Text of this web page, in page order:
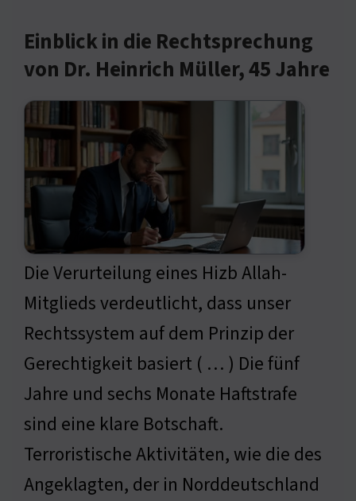
Einblick in die Rechtsprechung
von Dr. Heinrich Müller, 45 Jahre
Die Verurteilung eines Hizb Allah-
Mitglieds verdeutlicht, dass unser
Rechtssystem auf dem Prinzip der
Gerechtigkeit basiert ( … ) Die fünf
Jahre und sechs Monate Haftstrafe
sind eine klare Botschaft.
Terroristische Aktivitäten, wie die des
Angeklagten, der in Norddeutschland